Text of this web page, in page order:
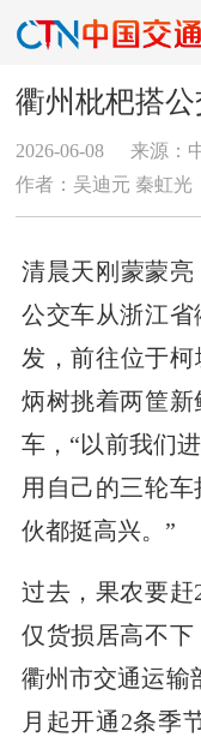
衢州枇杷搭
2026-06-08 来源：
作者：吴迪元 秦虹光
清晨天刚蒙蒙
公交车从浙江
发，前往位于
炳树挑着两筐
车，“以前我们
用自己的三轮
伙都挺高兴。”
过去，果农要
仅货损居高不下
衢州市交通运输
月起开通2条季